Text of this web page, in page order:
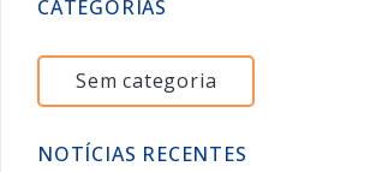
CATEGORIAS
Sem categoria
NOTÍCIAS RECENTES